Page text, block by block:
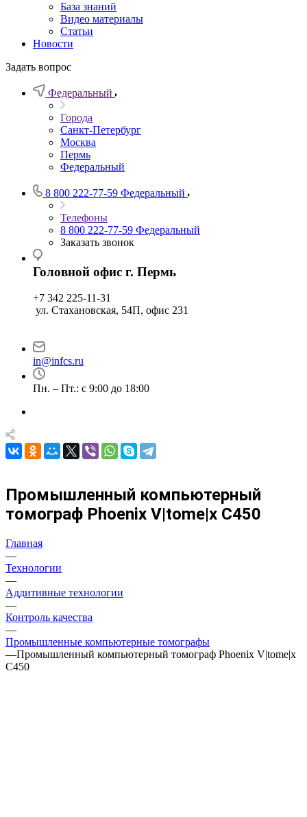
База знаний
Видео материалы
Статьи
Новости
Задать вопрос
Федеральный
Города
Санкт-Петербург
Москва
Пермь
Федеральный
8 800 222-77-59 Федеральный
Телефоны
8 800 222-77-59 Федеральный
Заказать звонок
Головной офис г. Пермь
+7 342 225-11-31
ул. Стахановская, 54П, офис 231
in@infcs.ru
Пн. – Пт.: с 9:00 до 18:00
Промышленный компьютерный
томограф Phoenix V|tome|x C450
Главная
—
Технологии
—
Аддитивные технологии
—
Контроль качества
—
Промышленные компьютерные томографы
—Промышленный компьютерный томограф Phoenix V|tome|x
C450